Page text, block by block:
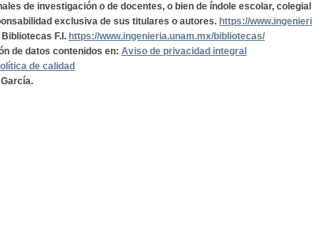
de investigación o de docentes, o bien de índole escolar,
exclusiva de sus titulares o autores. https://
F.I. https://www.ingenieria.unam.mx/bibliotecas/
de datos contenidos en: Aviso de privacidad integral
de calidad